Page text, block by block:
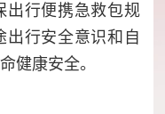
出行便携急救包规
出行安全意识和自
健康安全。